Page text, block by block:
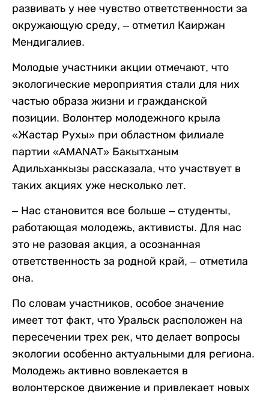
развивать у нее чувство ответственности за
окружающую среду, – отметил Каиржан
Мендигалиев.
Молодые участники акции отмечают, что
экологические мероприятия стали для них
частью образа жизни и гражданской
позиции. Волонтер молодежного крыла
«Жастар Рухы» при областном филиале
партии «AMANAT» Бакытханым
Адильханкызы рассказала, что участвует в
таких акциях уже несколько лет.
– Нас становится все больше – студенты,
работающая молодежь, активисты. Для нас
это не разовая акция, а осознанная
ответственность за родной край, – отметила
она.
По словам участников, особое значение
имеет тот факт, что Уральск расположен на
пересечении трех рек, что делает вопросы
экологии особенно актуальными для региона.
Молодежь активно вовлекается в
волонтерское движение и привлекает новых